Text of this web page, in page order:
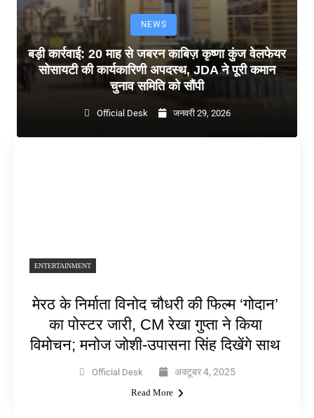
NEWS
बड़ी कार्रवाई: 20 माह से जबरन काबिज़ कृष्णा कुंज वेलफेयर
सोसायटी की कार्यकारिणी अपदस्थ, JDA ने पूरी कमान
चुनाव समिति को सौंपी
Official Desk जनवरी 29, 2026
ENTERTAINMENT
मेरठ के निर्माता विनोद चौधरी की फिल्म ‘गोदान’
का पोस्टर जारी, CM रेखा गुप्ता ने किया
विमोचन; मनोज जोशी-उपासना सिंह दिखेंगे साथ
Official Desk अक्टूबर 4, 2025
Read More